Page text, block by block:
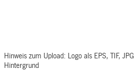
Hinweis zum Upload: Logo als EPS, TIF,
Hintergrund